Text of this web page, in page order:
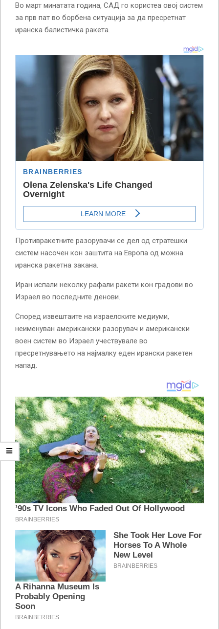
Во март минатата година, САД го користеа овој систем
за прв пат во борбена ситуација за да пресретнат
иранска балистичка ракета.
Противракетните разорувачи се дел од стратешки
систем насочен кон заштита на Европа од можна
иранска ракетна закана.
Иран испали неколку рафали ракети кон градови во
Израел во последните денови.
Според извештаите на израелските медиуми,
неименуван американски разорувач и американски
воен систем во Израел учествувале во
пресретнувањето на најмалку еден ирански ракетен
напад.